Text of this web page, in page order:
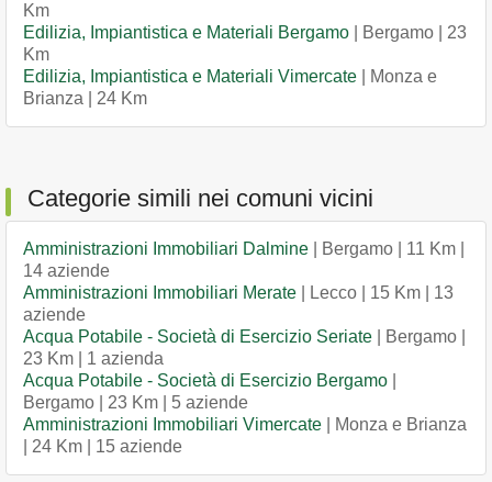
Km
Edilizia, Impiantistica e Materiali Bergamo | Bergamo | 23
Km
Edilizia, Impiantistica e Materiali Vimercate | Monza e
Brianza | 24 Km
Categorie simili nei comuni vicini
Amministrazioni Immobiliari Dalmine | Bergamo | 11 Km |
14 aziende
Amministrazioni Immobiliari Merate | Lecco | 15 Km | 13
aziende
Acqua Potabile - Società di Esercizio Seriate | Bergamo |
23 Km | 1 azienda
Acqua Potabile - Società di Esercizio Bergamo
Bergamo | 23 Km | 5 aziende
Amministrazioni Immobiliari Vimercate | Monza e Brianza
| 24 Km | 15 aziende